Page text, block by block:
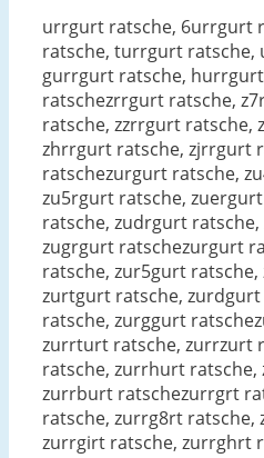
urrgurt ratsche, 6urrgurt
ratsche, turrgurt ratsche,
gurrgurt ratsche,
ratschezrrgurt ratsche,
ratsche, zzrrgurt ratsche,
zhrrgurt ratsche, zjrrgurt
ratschezurgurt ratsche,
zu5rgurt ratsche,
ratsche, zudrgurt
zugrgurt ratschezurgurt
ratsche, zur5gurt
zurtgurt ratsche,
ratsche, zurggurt
zurrturt ratsche, zurrzurt
ratsche, zurrhurt
zurrburt ratschezurrgrt
ratsche, zurrg8rt ratsche,
zurrgirt ratsche, zurrghrt